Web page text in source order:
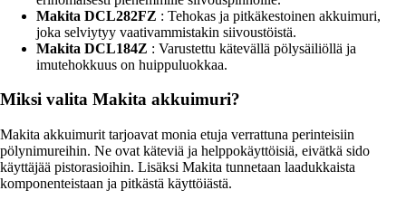
Makita DCL282FZ : Tehokas ja pitkäkestoinen akkuimuri,
joka selviytyy vaativammistakin siivoustöistä.
Makita DCL184Z : Varustettu kätevällä pölysäiliöllä ja
imutehokkuus on huippuluokkaa.
Miksi valita Makita akkuimuri?
Makita akkuimurit tarjoavat monia etuja verrattuna perinteisiin
pölynimureihin. Ne ovat käteviä ja helppokäyttöisiä, eivätkä sido
käyttäjää pistorasioihin. Lisäksi Makita tunnetaan laadukkaista
komponenteistaan ja pitkästä käyttöiästä.